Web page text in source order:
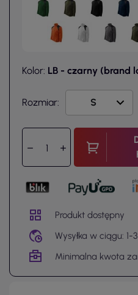
Kolor: LB - czarny (brand
Rozmiar:
Produkt dostępny
Wysyłka w ciągu: 1-
Minimalna kwota